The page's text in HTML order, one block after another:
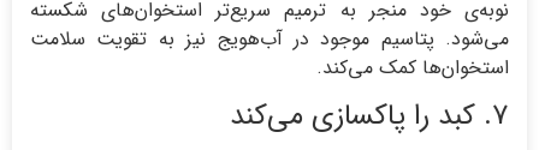
نوبه‌ی خود منجر به ترمیم سریع‌تر استخوان‌های شکسته
می‌شود. پتاسیم موجود در آب‌هویج نیز به تقویت سلامت
استخوان‌ها کمک می‌کند.
۷. کبد را پاکسازی می‌کند